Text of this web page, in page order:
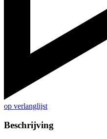
op verlanglijst
Beschrijving